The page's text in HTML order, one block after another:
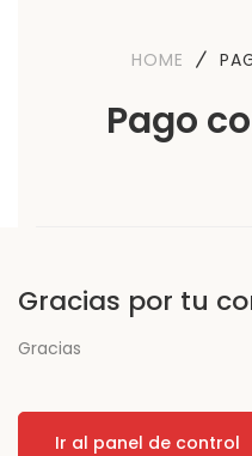
HOME
Pago
Gracias por tu
Gracias
Ir al panel de control